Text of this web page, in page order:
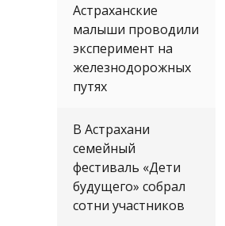
Астраханские
малыши проводили
эксперимент на
железнодорожных
путях
В Астрахани
семейный
фестиваль «Дети
будущего» собрал
сотни участников